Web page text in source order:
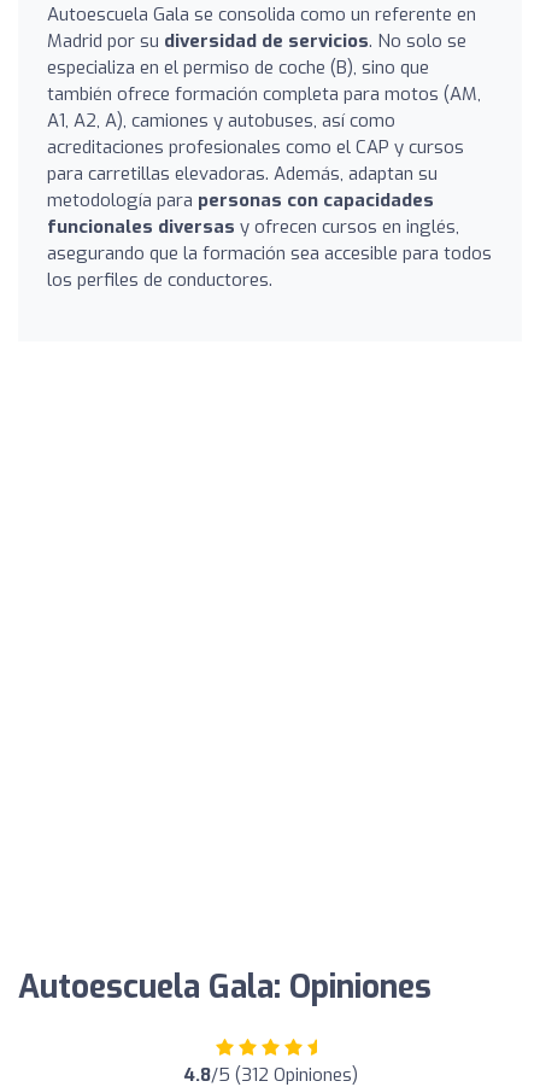
Autoescuela Gala se consolida como un referente en
Madrid por su diversidad de servicios. No solo se
especializa en el permiso de coche (B), sino que
también ofrece formación completa para motos (AM,
A1, A2, A), camiones y autobuses, así como
acreditaciones profesionales como el CAP y cursos
para carretillas elevadoras. Además, adaptan su
metodología para personas con capacidades
funcionales diversas y ofrecen cursos en inglés,
asegurando que la formación sea accesible para todos
los perfiles de conductores.
Autoescuela Gala: Opiniones
4.8/5 (312 Opiniones)